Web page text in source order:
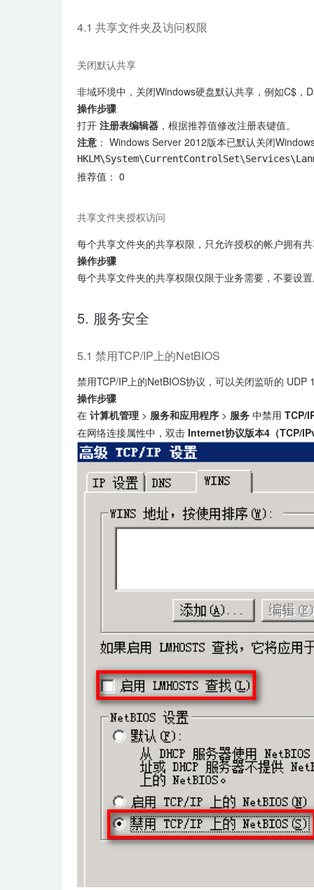
4.1 共享文件夹及访问权限
关闭默认共享
非域环境中，关闭Windows硬盘默认共享，例如C$，
操作步骤
打开 注册表编辑器 ，根据推荐值修改注册表键值。
注意 ： Windows Server 2012版本已默认关闭
推荐值： 0
共享文件夹授权访问
每个共享文件夹的共享权限，只允许授权的帐户拥有
操作步骤
每个共享文件夹的共享权限仅限于业务需要，不要设
5. 服务安全
5.1 禁用TCP/IP上的NetBIOS
禁用TCP/IP上的NetBIOS协议，可以关闭监听的
操作步骤
在 计算机管理 > 服务和应用程序 > 服务 中禁用 TCP/
在网络连接属性中，双击 Internet协议版本4（TCP/